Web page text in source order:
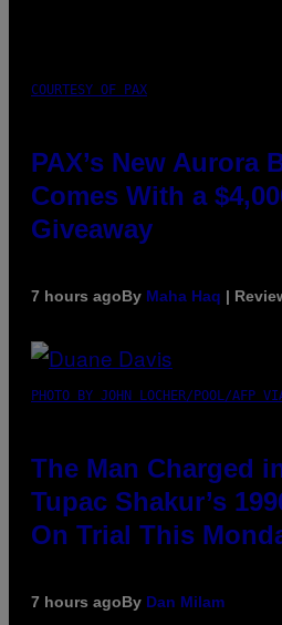
COURTESY OF PAX
PAX’s New Aurora
Comes With a
Giveaway
7 hours agoBy Maha Haq |
PHOTO BY JOHN LOCHER/POOL/AFP
The Man Charged
Tupac Shakur’s
On Trial This
7 hours agoBy Dan Milam